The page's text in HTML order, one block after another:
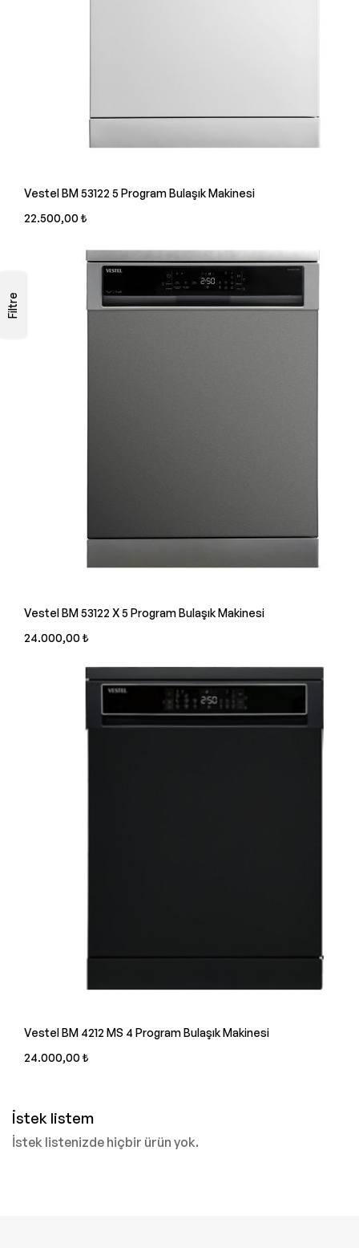
Vestel BM 53122 5 Program Bulaşık Makinesi
22.500,00 ₺
Vestel BM 53122 X 5 Program Bulaşık Makinesi
24.000,00 ₺
Vestel BM 4212 MS 4 Program Bulaşık Makinesi
24.000,00 ₺
Filtre
İstek listem
İstek listenizde hiçbir ürün yok.